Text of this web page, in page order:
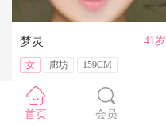
梦灵 41岁
女 廊坊 159CM
首页 会员